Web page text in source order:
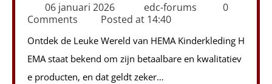
06 januari 2026 edc-forums
0
Comments
Posted at 14:40
Ontdek de Leuke Wereld van HEMA Kinderkleding H
EMA staat bekend om zijn betaalbare en kwalitatiev
e producten, en dat geldt zeker…